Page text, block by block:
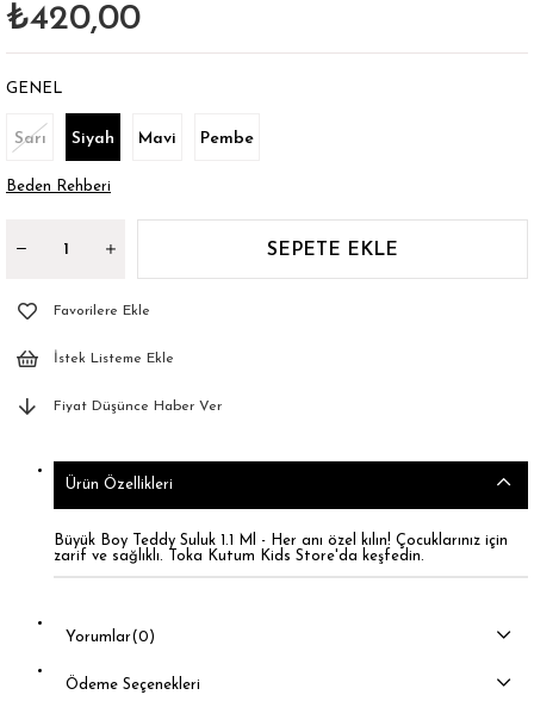
₺420,00
GENEL
Sarı Siyah Mavi Pembe
Beden Rehberi
Favorilere Ekle
İstek Listeme Ekle
Fiyat Düşünce Haber Ver
Ürün Özellikleri
Büyük Boy Teddy Suluk 1.1 Ml - Her anı özel kılın! Çocuklarınız için
zarif ve sağlıklı. Toka Kutum Kids Store'da keşfedin.
Yorumlar(0)
Ödeme Seçenekleri